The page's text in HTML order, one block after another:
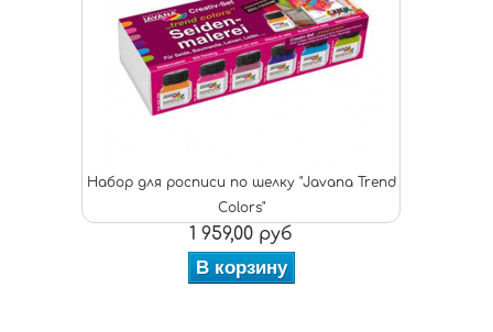
Набор для росписи по шелку "Javana Trend
Colors"
1 959,00 руб
В корзину